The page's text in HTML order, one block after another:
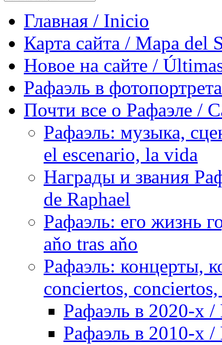
Главная / Inicio
Карта сайта / Mapa del
Новое на сайте /
Рафаэль в
Почти все о Рафаэле /
Рафаэль: музыка,
el escenario, la vida
Награды и звания
de Raphael
Рафаэль: его жизнь
aňo tras aňo
Рафаэль: концерты,
conciertos,
Рафаэль в 2020-х /
Рафаэль в 2010-х /